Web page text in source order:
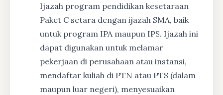
Ijazah program pendidikan kesetaraan
Paket C setara dengan ijazah SMA, baik
untuk program IPA maupun IPS. Ijazah ini
dapat digunakan untuk melamar
pekerjaan di perusahaan atau instansi,
mendaftar kuliah di PTN atau PTS (dalam
maupun luar negeri), menyesuaikan